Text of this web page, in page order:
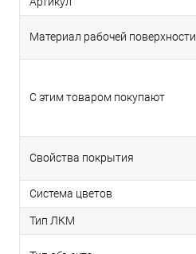
Материал рабочей поверхности
С этим товаром покупают
Свойства покрытия
Система цветов
Тип ЛКМ